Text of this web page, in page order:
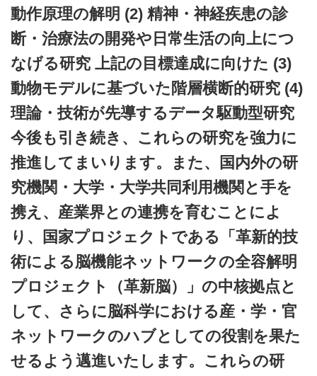
動作原理の解明 (2) 精神・神経疾患の診
断・治療法の開発や日常生活の向上につ
なげる研究 上記の目標達成に向けた (3)
動物モデルに基づいた階層横断的研究 (4)
理論・技術が先導するデータ駆動型研究
今後も引き続き、これらの研究を強力に
推進してまいります。また、国内外の研
究機関・大学・大学共同利用機関と手を
携え、産業界との連携を育むことによ
り、国家プロジェクトである「革新的技
術による脳機能ネットワークの全容解明
プロジェクト（革新脳）」の中核拠点と
して、さらに脳科学における産・学・官
ネットワークのハブとしての役割を果た
せるよう邁進いたします。これらの研